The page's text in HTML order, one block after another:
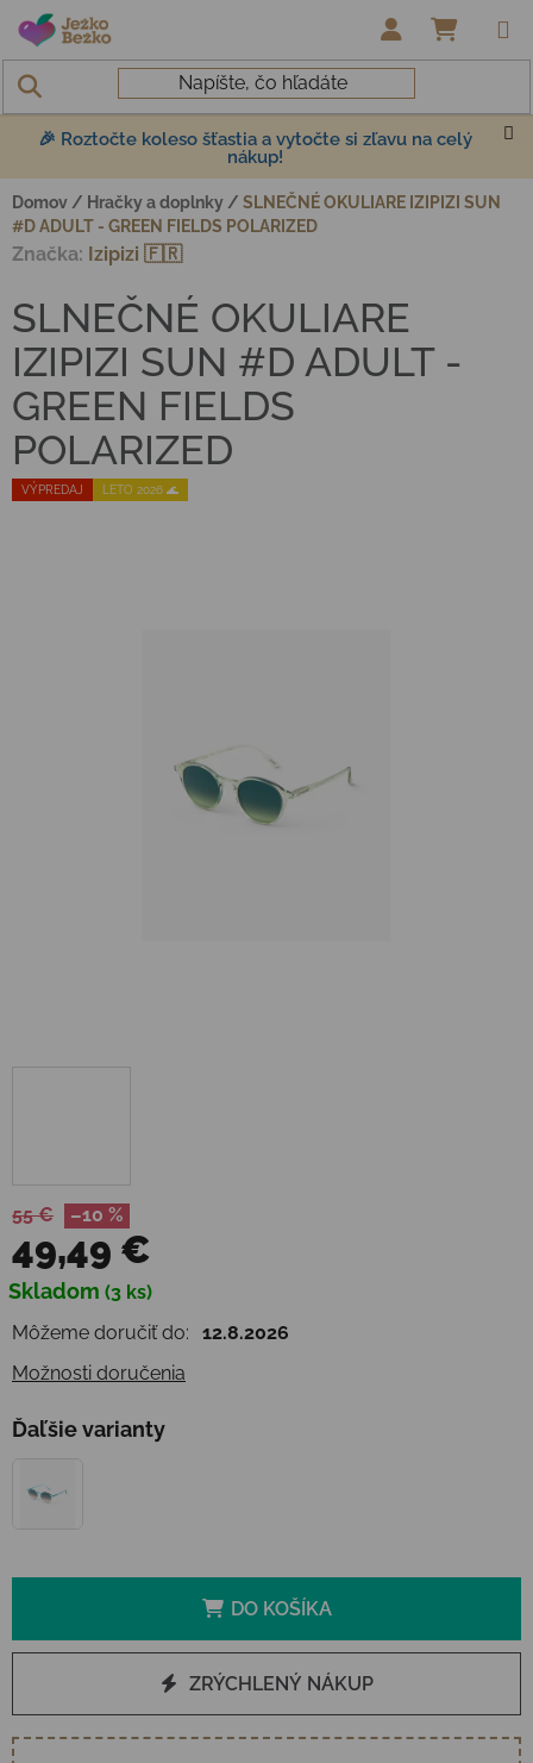
Prejsť na obsah
🎉 Roztočte koleso šťastia a vytočte si zľavu na celý
nákup!
Domov / Hračky a doplnky / SLNEČNÉ OKULIARE IZIPIZI SUN
#D ADULT - GREEN FIELDS POLARIZED
55 € –10 %
49,49 €
Jednotková cena:
Skladom (3 ks)
Môžeme doručiť do:
12.8.2026
Možnosti doručenia
Ďaľšie varianty
DO KOŠÍKA
ZRÝCHLENÝ NÁKUP
VÝPREDAJ LETO 2026 🌊
SLNEČNÉ OKULIARE
IZIPIZI SUN #D ADULT -
GREEN FIELDS
POLARIZED
Značka: Izipizi 🇫🇷